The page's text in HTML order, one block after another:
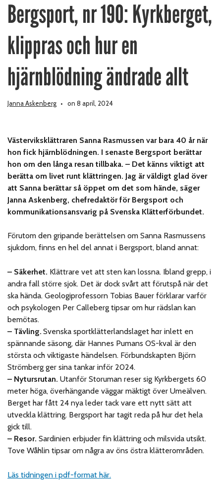
Bergsport, nr 190: Kyrkberget,
klippras och hur en
hjärnblödning ändrade allt
Janna Askenberg on 8 april, 2024
Västerviksklättraren Sanna Rasmussen var bara 40 år när
hon fick hjärnblödningen. I senaste Bergsport berättar
hon om den långa resan tillbaka. – Det känns viktigt att
berätta om livet runt klättringen. Jag är väldigt glad över
att Sanna berättar så öppet om det som hände, säger
Janna Askenberg, chefredaktör för Bergsport och
kommunikationsansvarig på Svenska Klätterförbundet.
Förutom den gripande berättelsen om Sanna Rasmussens
sjukdom, finns en hel del annat i Bergsport, bland annat:
– Säkerhet. Klättrare vet att sten kan lossna. Ibland grepp, i
andra fall större sjok. Det är dock svårt att förutspå när det
ska hända. Geologiprofessorn Tobias Bauer förklarar varför
och psykologen Per Calleberg tipsar om hur rädslan kan
bemötas.
– Tävling. Svenska sportklätterlandslaget har inlett en
spännande säsong, där Hannes Pumans OS-kval är den
största och viktigaste händelsen. Förbundskapten Björn
Strömberg ger sina tankar inför 2024.
– Nytursrutan.Utanför Storuman reser sig Kyrkbergets 60
meter höga, överhängande väggar mäktigt över Umeälven.
Berget har fått 24 nya leder tack vare ett nytt sätt att
utveckla klättring. Bergsport har tagit reda på hur det hela
gick till.
– Resor. Sardinien erbjuder fin klättring och milsvida utsikt.
Tove Wåhlin tipsar om några av öns östra klätterområden.
Läs tidningen i pdf-format här.